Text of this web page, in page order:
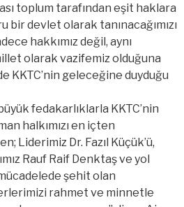
toplum tarafından eşit haklara
bir devlet olarak tanınacağımızı
hakkımız değil, aynı
olarak vazifemiz olduğuna
KKTC’nin geleceğine duyduğu
fedakarlıklarla KKTC’nin
halkımızı en içten
Liderimiz Dr. Fazıl Küçük’ü,
Rauf Raif Denktaş ve yol
şehit olan
rahmet ve minnetle